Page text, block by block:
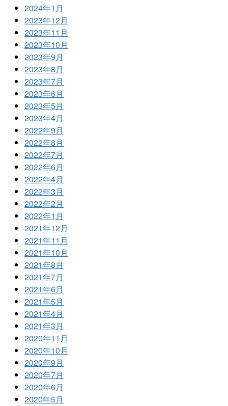
2024年1月
2023年12月
2023年11月
2023年10月
2023年9月
2023年8月
2023年7月
2023年6月
2023年5月
2023年4月
2022年9月
2022年8月
2022年7月
2022年6月
2022年4月
2022年3月
2022年2月
2022年1月
2021年12月
2021年11月
2021年10月
2021年8月
2021年7月
2021年6月
2021年5月
2021年4月
2021年3月
2020年11月
2020年10月
2020年9月
2020年7月
2020年6月
2020年5月